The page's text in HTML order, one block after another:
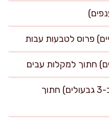
סלרי גבעולים, 150 גרם (כ-3 גבעולים) חתוך